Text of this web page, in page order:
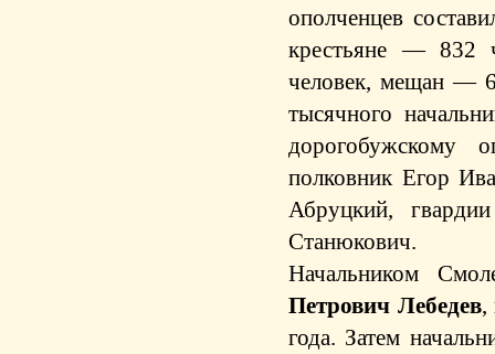
ополченцев
крестьяне — 832
человек, мещан —
тысячного
дорогобужскому
полковник Егор
Абруцкий,
Станюкович.
Начальником
Петрович Лебедев,
года. Затем